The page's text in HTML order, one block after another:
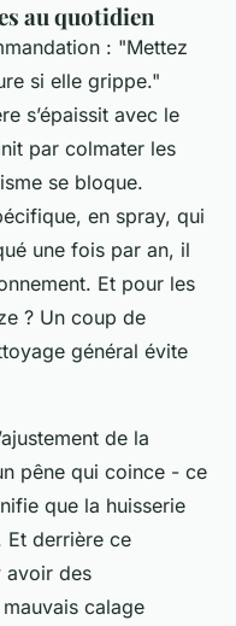
au quotidien
: "Mettez
si elle grippe."
s’épaissit avec le
par colmater les
se bloque.
en spray, qui
une fois par an, il
Et pour les
? Un coup de
général évite
de la
pêne qui coince - ce
que la huisserie
Et derrière ce
avoir des
calage